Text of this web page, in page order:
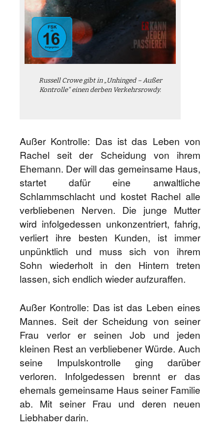
Russell Crowe gibt in „Unhinged – Außer
Kontrolle“ einen derben Verkehrsrowdy.
Außer Kontrolle: Das ist das Leben von
Rachel seit der Scheidung von ihrem
Ehemann. Der will das gemeinsame Haus,
startet dafür eine anwaltliche
Schlammschlacht und kostet Rachel alle
verbliebenen Nerven. Die junge Mutter
wird infolgedessen unkonzentriert, fahrig,
verliert ihre besten Kunden, ist immer
unpünktlich und muss sich von ihrem
Sohn wiederholt in den Hintern treten
lassen, sich endlich wieder aufzuraffen.
Außer Kontrolle: Das ist das Leben eines
Mannes. Seit der Scheidung von seiner
Frau verlor er seinen Job und jeden
kleinen Rest an verbliebener Würde. Auch
seine Impulskontrolle ging darüber
verloren. Infolgedessen brennt er das
ehemals gemeinsame Haus seiner Familie
ab. Mit seiner Frau und deren neuen
Liebhaber darin.